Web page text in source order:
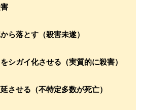
ら落とす（殺害未遂）
シガイ化させる（実質的に殺害）
させる（不特定多数が死亡）